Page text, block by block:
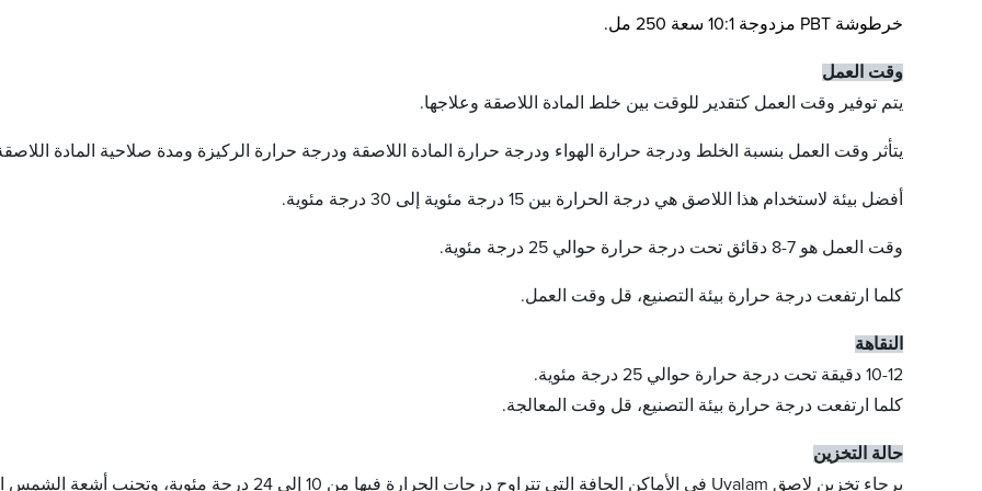
خرطوشة PBT مزدوجة 10:1 سعة 250 مل.
وقت العمل
يتم توفير وقت العمل كتقدير للوقت بين خلط المادة اللاصقة وعلاجها.
يتأثر وقت العمل بنسبة الخلط ودرجة حرارة الهواء ودرجة حرارة المادة اللاصقة ودرجة حرارة الركيزة ومدة صلاحية المادة
أفضل بيئة لاستخدام هذا اللاصق هي درجة الحرارة بين 15 درجة مئوية إلى 30 درجة مئوية.
وقت العمل هو 7-8 دقائق تحت درجة حرارة حوالي 25 درجة مئوية.
كلما ارتفعت درجة حرارة بيئة التصنيع، قل وقت العمل.
النقاهة
10-12 دقيقة تحت درجة حرارة حوالي 25 درجة مئوية.
كلما ارتفعت درجة حرارة بيئة التصنيع، قل وقت المعالجة.
حالة التخزين
برجاء تخزين لاصق Uvalam في الأماكن الجافة التي تتراوح درجات الحرارة فيها من 10 إلى 24 درجة مئوية، وتجنب أشعة الشمس المباشرة.